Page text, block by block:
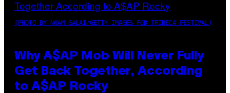
(PHOTO BY NOAM GALAI/GETTY IMAGES FOR TRIBECA FESTIVAL)
Why A$AP Mob Will Never Fully
Get Back Together, According
to A$AP Rocky